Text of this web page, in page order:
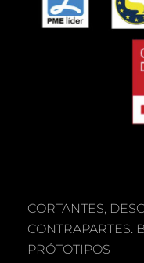
CORTANTES,
CONTRAPARTES.
PRÓTOTIPOS